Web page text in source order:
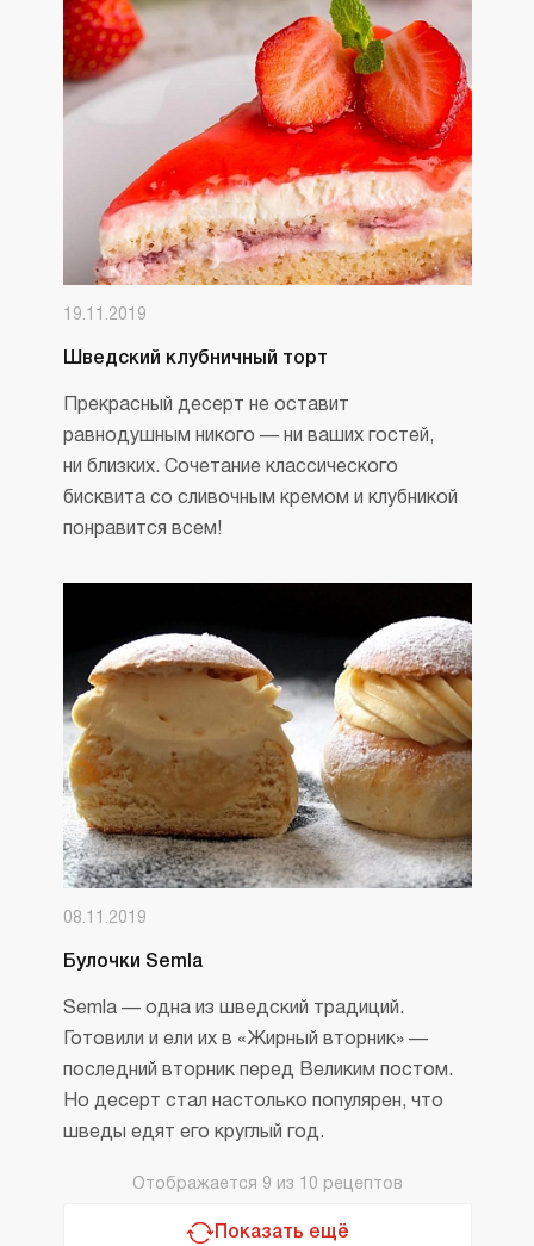
19.11.2019
Шведский клубничный торт
Прекрасный десерт не оставит
равнодушным никого — ни ваших гостей,
ни близких. Сочетание классического
бисквита со сливочным кремом и клубникой
понравится всем!
08.11.2019
Булочки Semla
Semla — одна из шведский традиций.
Готовили и ели их в «Жирный вторник» —
последний вторник перед Великим постом.
Но десерт стал настолько популярен, что
шведы едят его круглый год.
Отображается 9 из 10 рецептов
Показать ещё